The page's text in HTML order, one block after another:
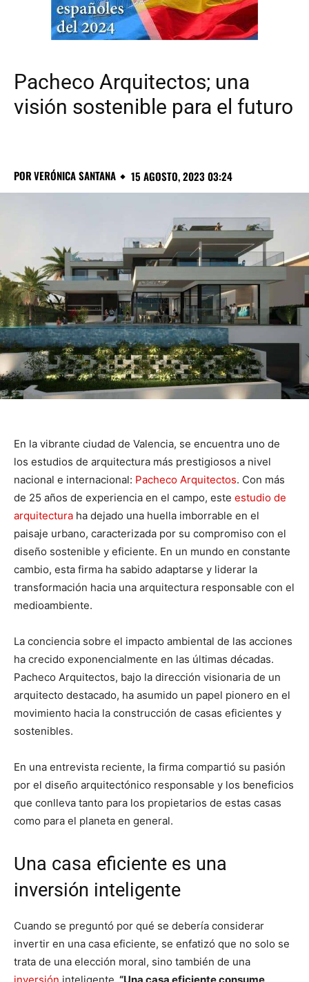
Pacheco Arquitectos; una
visión sostenible para el futuro
PORVERÓNICA SANTANA 15 AGOSTO, 2023 03:24
En la vibrante ciudad de Valencia, se encuentra uno de
los estudios de arquitectura más prestigiosos a nivel
nacional e internacional: Pacheco Arquitectos. Con más
de 25 años de experiencia en el campo, este estudio de
arquitectura ha dejado una huella imborrable en el
paisaje urbano, caracterizada por su compromiso con el
diseño sostenible y eficiente. En un mundo en constante
cambio, esta firma ha sabido adaptarse y liderar la
transformación hacia una arquitectura responsable con el
medioambiente.
La conciencia sobre el impacto ambiental de las acciones
ha crecido exponencialmente en las últimas décadas.
Pacheco Arquitectos, bajo la dirección visionaria de un
arquitecto destacado, ha asumido un papel pionero en el
movimiento hacia la construcción de casas eficientes y
sostenibles.
En una entrevista reciente, la firma compartió su pasión
por el diseño arquitectónico responsable y los beneficios
que conlleva tanto para los propietarios de estas casas
como para el planeta en general.
Una casa eficiente es una
inversión inteligente
Cuando se preguntó por qué se debería considerar
invertir en una casa eficiente, se enfatizó que no solo se
trata de una elección moral, sino también de una